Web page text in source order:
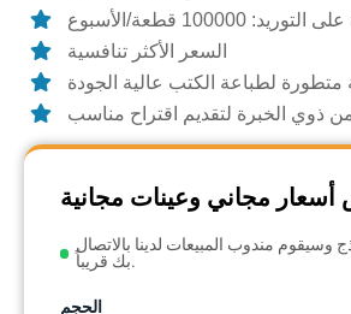
100000 قطعة/الأسبوع
السعر الأكثر تنافسية
متطورة لطباعة الكتب عالية الجودة
ذوي الخبرة لتقديم اقتراح مناسب
مجاني وعينات مجانية
وسيقوم مندوب المبيعات لدينا بالاتصال
بك قريباً.
الحجم